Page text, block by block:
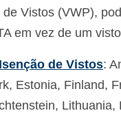
Vistos (VWP),
em vez de um
de Vistos:
Estonia, Finland,
Lithuania,